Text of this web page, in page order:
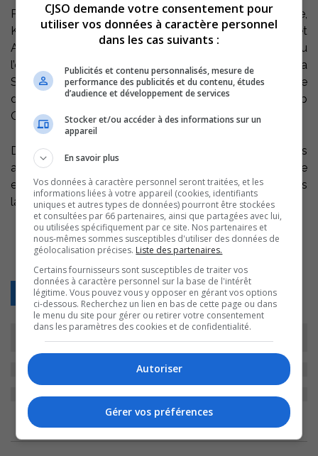
Par tirage au sort, après avoir rempli un questionnaire,
Kelliane Geoffrion, 11 ans, de l’école Sainte-Victoire et
Antoine Laramée, 11 ans, de l’école Laplume ont vécu
l’expérience cette semaine grâce à l’implication de la
Sûreté du Québec MRC de Pierre-De Saurel, du Service
des incendies de la Ville de Sorel-Tracy et du Club
Optimiste de Sorel-Tracy.
De retour en classe la semaine prochaine, les jeunes
auront à expliquer leur journée. Pour Antoine qui étudie
en concentration anglaise, il s’adressera à ses pairs dans
la langue de Shakespeare.
Retour
CJSO demande votre consentement pour
utiliser vos données à caractère personnel
dans les cas suivants :
Publicités et contenu personnalisés, mesure de
performance des publicités et du contenu, études
d’audience et développement de services
Stocker et/ou accéder à des informations sur un
appareil
En savoir plus
Vos données à caractère personnel seront traitées, et les
informations liées à votre appareil (cookies, identifiants
uniques et autres types de données) pourront être stockées
et consultées par 66 partenaires, ainsi que partagées avec lui,
ou utilisées spécifiquement par ce site. Nos partenaires et
nous-mêmes sommes susceptibles d'utiliser des données de
géolocalisation précises. Liste des partenaires.
Certains fournisseurs sont susceptibles de traiter vos
données à caractère personnel sur la base de l'intérêt
légitime. Vous pouvez vous y opposer en gérant vos options
ci-dessous. Recherchez un lien en bas de cette page ou dans
le menu du site pour gérer ou retirer votre consentement
dans les paramètres des cookies et de confidentialité.
Autoriser
Gérer vos préférences